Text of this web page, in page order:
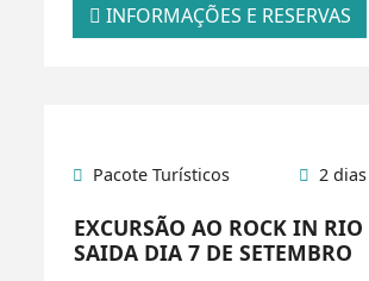
INFORMAÇÕES E RESERVAS
Pacote Turísticos 2 dias
EXCURSÃO AO ROCK IN RIO
SAIDA DIA 7 DE SETEMBRO